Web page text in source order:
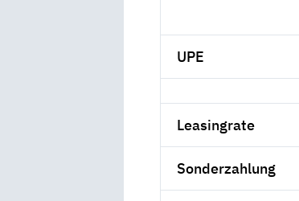
UPE
Leasingrate
Sonderzahlung